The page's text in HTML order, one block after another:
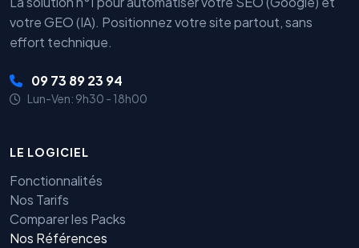
votre GEO (IA). Positionnez votre site partout, sans
effort technique.
09 73 89 23 94
Lun-Ven: 9h30 - 18h00
LE LOGICIEL
Fonctionnalités
Nos Tarifs
Comparer les Packs
Nos Références